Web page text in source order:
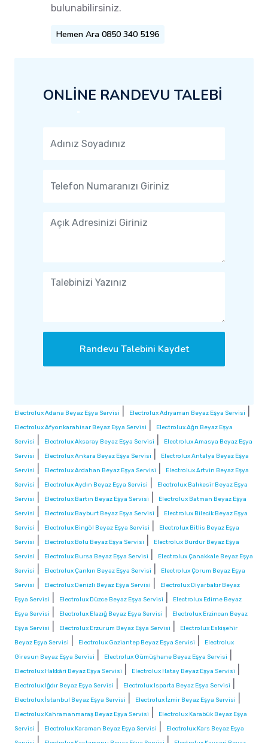
bulunabilirsiniz.
Hemen Ara 0850 340 5196
ONLİNE RANDEVU TALEBİ
Randevu Talebini Kaydet
Electrolux Adana Beyaz Eşya Servisi Electrolux Adıyaman Beyaz Eşya Servisi
Electrolux Afyonkarahisar Beyaz Eşya Servisi
Electrolux Ağrı Beyaz Eşya
Servisi
Electrolux Aksaray Beyaz Eşya Servisi
Electrolux Amasya Beyaz Eşya
Servisi
Electrolux Ankara Beyaz Eşya Servisi
Electrolux Antalya Beyaz Eşya
Servisi
Electrolux Ardahan Beyaz Eşya Servisi
Electrolux Artvin Beyaz Eşya
Servisi
Electrolux Aydın Beyaz Eşya Servisi
Electrolux Balıkesir Beyaz Eşya
Servisi
Electrolux Bartın Beyaz Eşya Servisi
Electrolux Batman Beyaz Eşya
Servisi
Electrolux Bayburt Beyaz Eşya Servisi
Electrolux Bilecik Beyaz Eşya
Servisi
Electrolux Bingöl Beyaz Eşya Servisi
Electrolux Bitlis Beyaz Eşya
Servisi
Electrolux Bolu Beyaz Eşya Servisi
Electrolux Burdur Beyaz Eşya
Servisi
Electrolux Bursa Beyaz Eşya Servisi
Electrolux Çanakkale Beyaz Eşya
Servisi
Electrolux Çankırı Beyaz Eşya Servisi
Electrolux Çorum Beyaz Eşya
Servisi
Electrolux Denizli Beyaz Eşya Servisi
Electrolux Diyarbakır Beyaz
Eşya Servisi
Electrolux Düzce Beyaz Eşya Servisi
Electrolux Edirne Beyaz
Eşya Servisi
Electrolux Elazığ Beyaz Eşya Servisi
Electrolux Erzincan Beyaz
Eşya Servisi
Electrolux Erzurum Beyaz Eşya Servisi
Electrolux Eskişehir
Beyaz Eşya Servisi
Electrolux Gaziantep Beyaz Eşya Servisi
Electrolux
Giresun Beyaz Eşya Servisi
Electrolux Gümüşhane Beyaz Eşya Servisi
Electrolux Hakkâri Beyaz Eşya Servisi Electrolux Hatay Beyaz Eşya Servisi
Electrolux Iğdır Beyaz Eşya Servisi Electrolux Isparta Beyaz Eşya Servisi
Electrolux İstanbul Beyaz Eşya Servisi Electrolux İzmir Beyaz Eşya Servisi
Electrolux Kahramanmaraş Beyaz Eşya Servisi
Electrolux Karabük Beyaz Eşya
Servisi
Electrolux Karaman Beyaz Eşya Servisi
Electrolux Kars Beyaz Eşya